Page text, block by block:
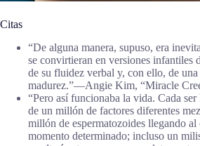
Citas
“De alguna manera, supuso, era
se convirtieran en versiones infantiles
de su fluidez verbal y, con ello, de
madurez.”―Angie Kim, “Miracle
“Pero así funcionaba la vida. Cada
de un millón de factores diferentes
millón de espermatozoides llegando
momento determinado; incluso un